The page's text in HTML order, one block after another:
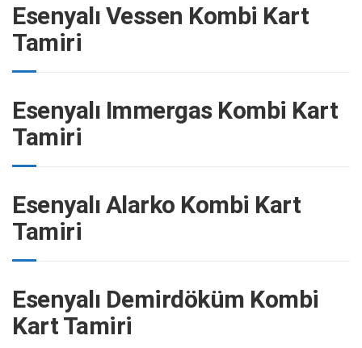
Esenyalı Vessen Kombi Kart
Tamiri
Esenyalı Immergas Kombi Kart
Tamiri
Esenyalı Alarko Kombi Kart
Tamiri
Esenyalı Demirdöküm Kombi
Kart Tamiri